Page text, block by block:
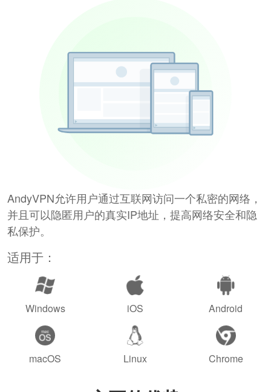
AndyVPN允许用户通过互联网访问一个私密的网络，
并且可以隐匿用户的真实IP地址，提高网络安全和隐
私保护。
适用于：
Windows iOS Android
macOS Linux Chrome